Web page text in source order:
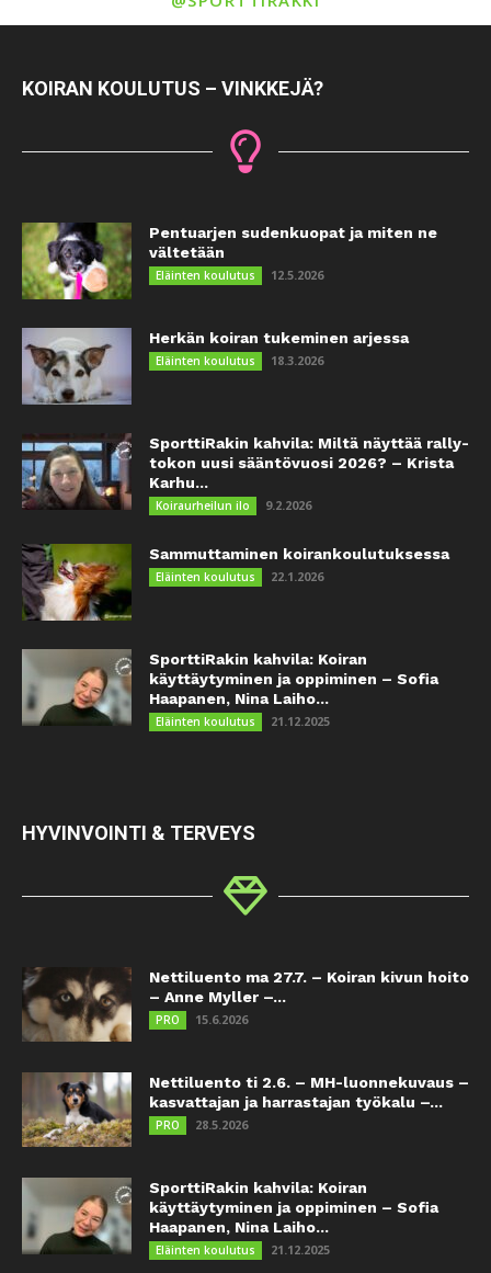
KOIRAN KOULUTUS – VINKKEJÄ?
Pentuarjen sudenkuopat ja miten ne
vältetään
Eläinten koulutus 12.5.2026
Herkän koiran tukeminen arjessa
Eläinten koulutus 18.3.2026
SporttiRakin kahvila: Miltä näyttää rally-
tokon uusi sääntövuosi 2026? – Krista
Karhu...
Koiraurheilun ilo 9.2.2026
Sammuttaminen koirankoulutuksessa
Eläinten koulutus 22.1.2026
SporttiRakin kahvila: Koiran
käyttäytyminen ja oppiminen – Sofia
Haapanen, Nina Laiho...
Eläinten koulutus 21.12.2025
HYVINVOINTI & TERVEYS
Nettiluento ma 27.7. – Koiran kivun hoito
– Anne Myller –...
PRO 15.6.2026
Nettiluento ti 2.6. – MH-luonnekuvaus –
kasvattajan ja harrastajan työkalu –...
PRO 28.5.2026
SporttiRakin kahvila: Koiran
käyttäytyminen ja oppiminen – Sofia
Haapanen, Nina Laiho...
Eläinten koulutus 21.12.2025